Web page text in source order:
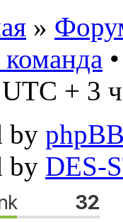
»
•
+ 3
by phpBB
by DES-